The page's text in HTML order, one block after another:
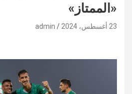
«الممتاز»
23 أغسطس، 2024 admin